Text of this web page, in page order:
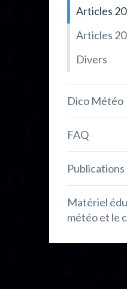
Articles
Articles
Divers
Dico Météo
FAQ
Publications
Matériel
météo et le